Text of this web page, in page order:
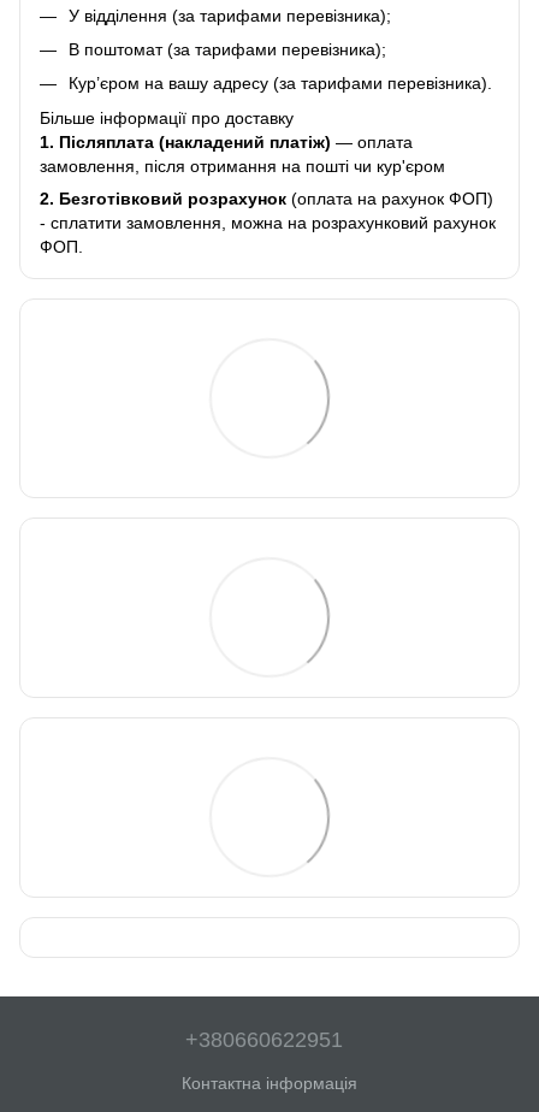
У відділення (за тарифами перевізника);
В поштомат (за тарифами перевізника);
Кур’єром на вашу адресу (за тарифами перевізника).
Більше інформації про доставку
1. Післяплата (накладений платіж) — оплата
замовлення, після отримання на пошті чи кур'єром
2. Безготівковий розрахунок (оплата на рахунок ФОП)
- сплатити замовлення, можна на розрахунковий рахунок
ФОП.
+380660622951
Контактна інформація